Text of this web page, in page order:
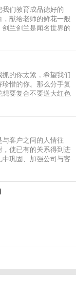
们教育成品德好的
，献给老师的鲜花一般
兰剑兰是闻名世界的
节节上升。粉色的粉
的你太紧，希望我们
惜的你。那么分手复
要复合不要送大红色
，建议送黄色玫瑰
客户之间的人情往
使已有的关系得到进
巩固、加强公司与客
礼物送得恰到好处，